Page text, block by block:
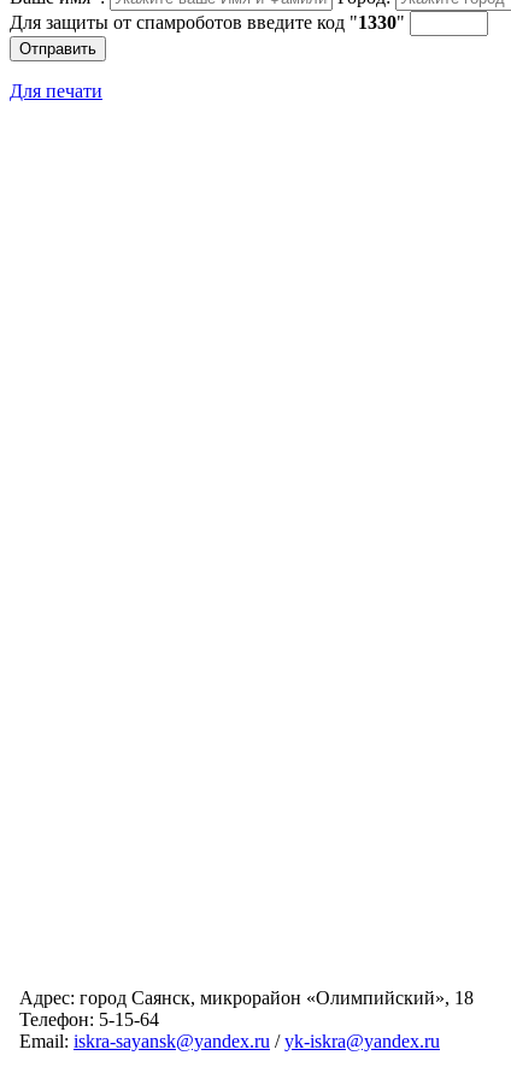
Для защиты от спамроботов введите код "1330"
Отправить
Для печати
Адрес: город Саянск, микрорайон «Олимпийский», 18
Телефон: 5-15-64
Email: iskra-sayansk@yandex.ru /yk-iskra@yandex.ru